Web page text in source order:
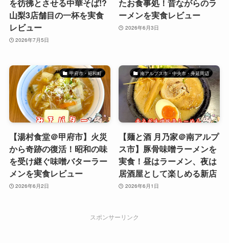
を彷彿とさせる中華そば!?
山梨3店舗目の一杯を実食
レビュー
2026年7月5日
たお食事処！昔ながらのラ
ーメンを実食レビュー
2026年6月3日
甲府市・昭和町
【湯村食堂＠甲府市】火災
から奇跡の復活！昭和の味
を受け継ぐ味噌バターラー
メンを実食レビュー
2026年6月2日
南アルプス市・中央市・身延周辺
【麺と酒 月乃家＠南アルプ
ス市】豚骨味噌ラーメンを
実食！昼はラーメン、夜は
居酒屋として楽しめる新店
2026年6月1日
スポンサーリンク